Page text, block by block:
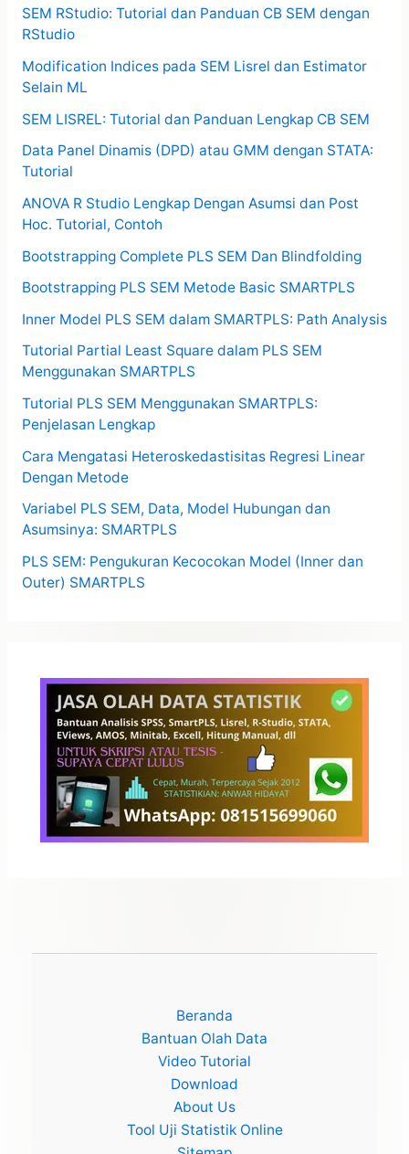
SEM RStudio: Tutorial dan Panduan CB SEM dengan
RStudio
Modification Indices pada SEM Lisrel dan Estimator
Selain ML
SEM LISREL: Tutorial dan Panduan Lengkap CB SEM
Data Panel Dinamis (DPD) atau GMM dengan STATA:
Tutorial
ANOVA R Studio Lengkap Dengan Asumsi dan Post
Hoc. Tutorial, Contoh
Bootstrapping Complete PLS SEM Dan Blindfolding
Bootstrapping PLS SEM Metode Basic SMARTPLS
Inner Model PLS SEM dalam SMARTPLS: Path Analysis
Tutorial Partial Least Square dalam PLS SEM
Menggunakan SMARTPLS
Tutorial PLS SEM Menggunakan SMARTPLS:
Penjelasan Lengkap
Cara Mengatasi Heteroskedastisitas Regresi Linear
Dengan Metode
Variabel PLS SEM, Data, Model Hubungan dan
Asumsinya: SMARTPLS
PLS SEM: Pengukuran Kecocokan Model (Inner dan
Outer) SMARTPLS
Beranda
Bantuan Olah Data
Video Tutorial
Download
About Us
Tool Uji Statistik Online